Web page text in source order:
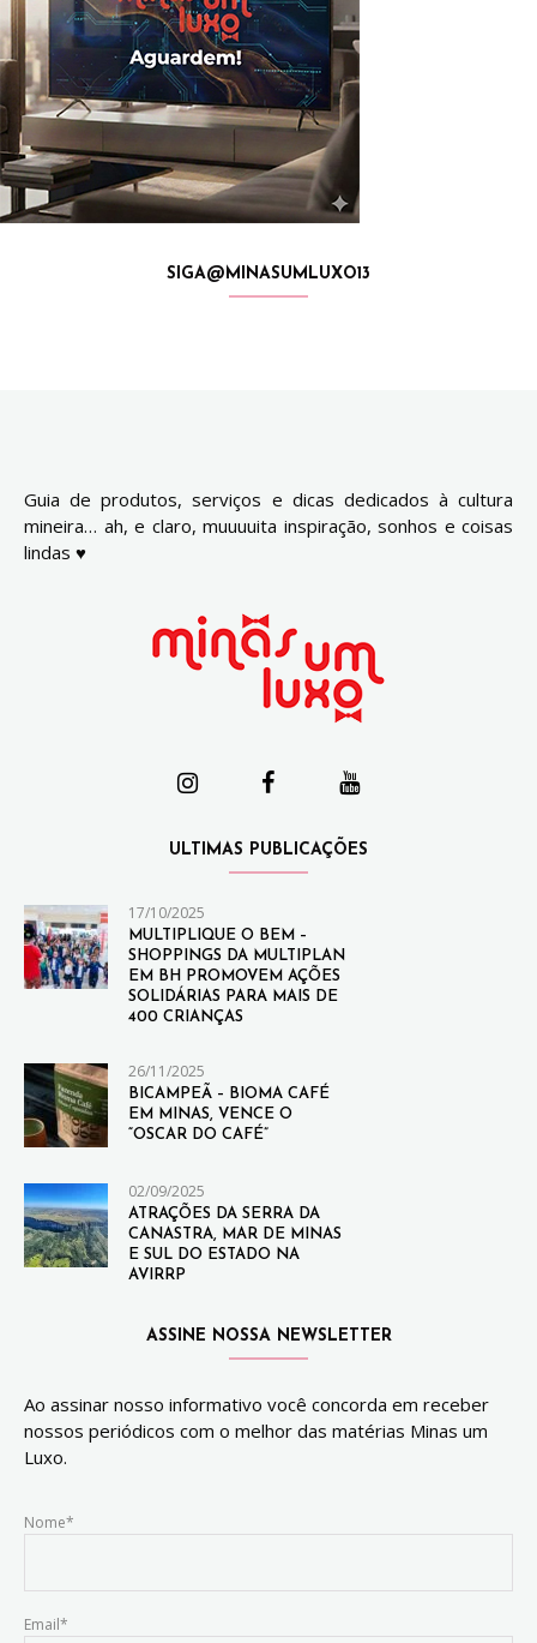
SIGA@MINASUMLUXO13
Guia de produtos, serviços e dicas dedicados à cultura
mineira… ah, e claro, muuuuita inspiração, sonhos e coisas
lindas ♥
ULTIMAS PUBLICAÇÕES
17/10/2025
MULTIPLIQUE O BEM –
SHOPPINGS DA MULTIPLAN
EM BH PROMOVEM AÇÕES
SOLIDÁRIAS PARA MAIS DE
400 CRIANÇAS
26/11/2025
BICAMPEÃ – BIOMA CAFÉ
EM MINAS, VENCE O
“OSCAR DO CAFÉ”
02/09/2025
ATRAÇÕES DA SERRA DA
CANASTRA, MAR DE MINAS
E SUL DO ESTADO NA
AVIRRP
ASSINE NOSSA NEWSLETTER
Ao assinar nosso informativo você concorda em receber
nossos periódicos com o melhor das matérias Minas um
Luxo.
Nome*
Email*